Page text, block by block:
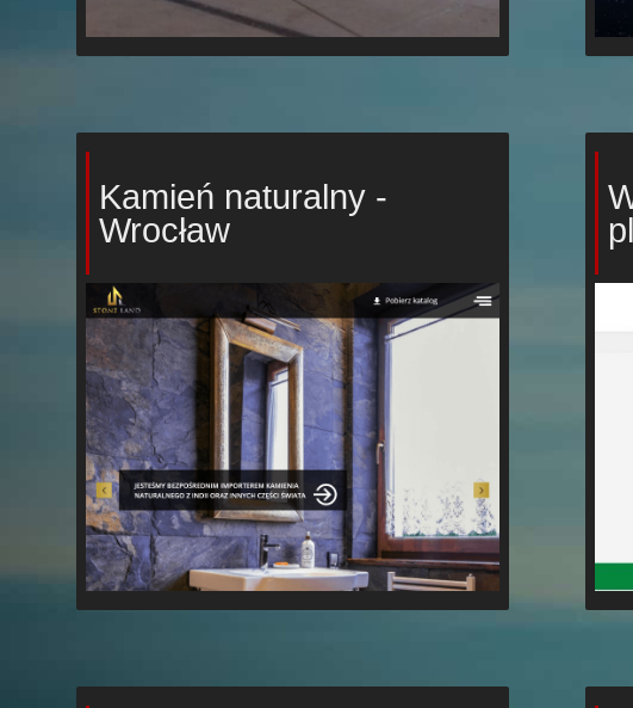
Kamień naturalny -
Wrocław